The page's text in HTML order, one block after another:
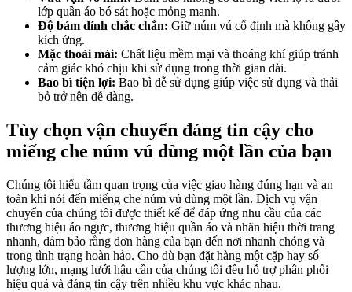
lớp quần áo bó sát hoặc mỏng manh.
Độ bám dính chắc chắn: Giữ núm vú cố định mà không gây
kích ứng.
Mặc thoải mái: Chất liệu mềm mại và thoáng khí giúp tránh
cảm giác khó chịu khi sử dụng trong thời gian dài.
Bao bì tiện lợi: Bao bì dễ sử dụng giúp việc sử dụng và thải
bỏ trở nên dễ dàng.
Tùy chọn vận chuyển đáng tin cậy cho
miếng che núm vú dùng một lần của bạn
Chúng tôi hiểu tầm quan trọng của việc giao hàng đúng hạn và an
toàn khi nói đến miếng che núm vú dùng một lần. Dịch vụ vận
chuyển của chúng tôi được thiết kế để đáp ứng nhu cầu của các
thương hiệu áo ngực, thương hiệu quần áo và nhãn hiệu thời trang
nhanh, đảm bảo rằng đơn hàng của bạn đến nơi nhanh chóng và
trong tình trạng hoàn hảo. Cho dù bạn đặt hàng một cặp hay số
lượng lớn, mạng lưới hậu cần của chúng tôi đều hỗ trợ phân phối
hiệu quả và đáng tin cậy trên nhiều khu vực khác nhau.